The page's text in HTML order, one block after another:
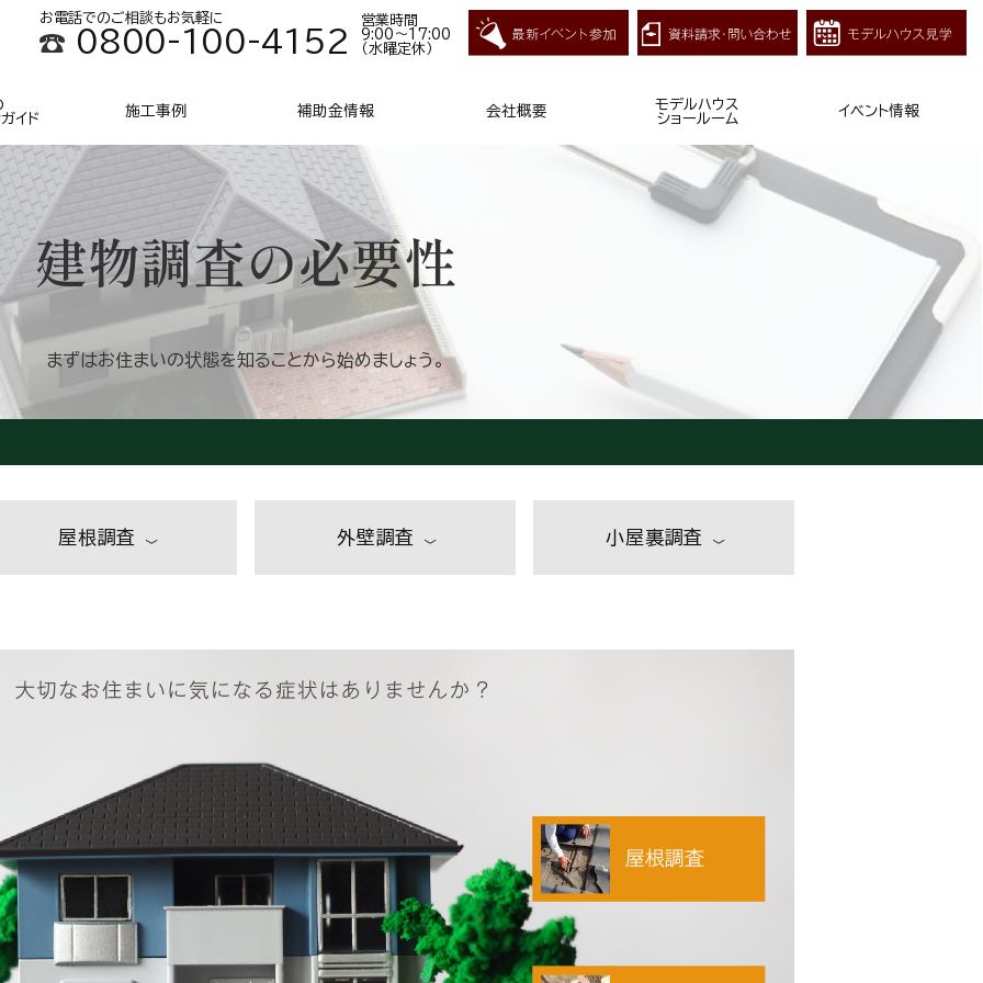
お電話でのご相談もお気軽に
0800-100-4152
営業時間
9:00～17:00
（水曜定休）
イド
施工事例 補助金情報 会社概要
モデルハウス
ショールーム
イベント情報
建物調査の必要性
まずはお住まいの状態を知ることから始めましょう。
屋根調査 外壁調査 小屋裏調査